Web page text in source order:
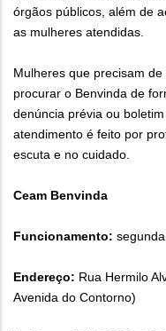
órgãos públicos, além de
as mulheres atendidas.
Mulheres que precisam
procurar o Benvinda de
denúncia prévia ou
atendimento é feito por
escuta e no cuidado.
Ceam Benvinda
Funcionamento:
Endereço: Rua Hermilo
Avenida do Contorno)